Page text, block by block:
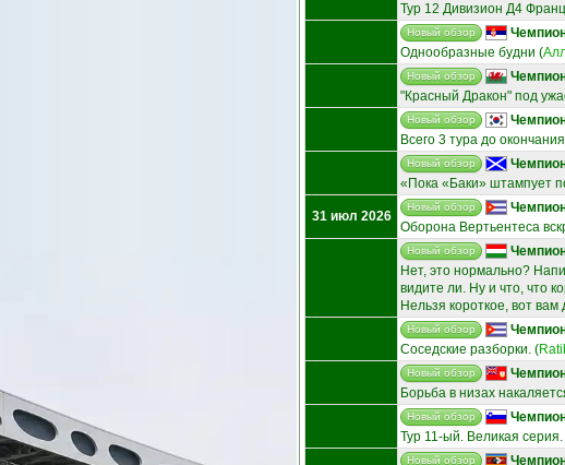
Тур 12 Дивизион Д4
Новый обзор
Однообразные будни (
Новый обзор
"Красный Дракон" под
Новый обзор
Всего 3 тура до
Новый обзор
«Пока «Баки» штампует
31 июл 2026
Новый обзор
Оборона Вертьентеса
Новый обзор
Нет, это нормально?
видите ли. Ну и что, что
Нельзя короткое, вот вам
Новый обзор
Соседские разборки. (
Новый обзор
Борьба в низах
Новый обзор
Тур 11-ый. Великая серия.
Новый обзор